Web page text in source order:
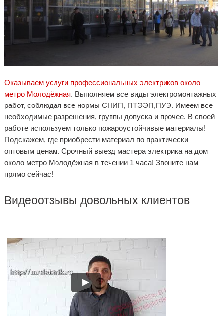
Оказываем услуги профессиональных электриков около
метро Молодёжная. Выполняем все виды электромонтажных
работ, соблюдая все нормы СНИП, ПТЭЭП,ПУЭ. Имеем все
необходимые разрешения, группы допуска и прочее. В своей
работе используем только пожароустойчивые материалы!
Подскажем, где приобрести материал по практически
оптовым ценам. Срочный выезд мастера электрика на дом
около метро Молодёжная в течении 1 часа! Звоните нам
прямо сейчас!
Видеоотзывы довольных клиентов